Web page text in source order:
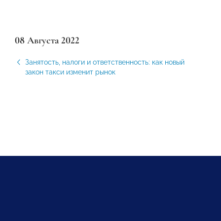
08 Августа 2022
Занятость, налоги и ответственность: как новый
закон такси изменит рынок